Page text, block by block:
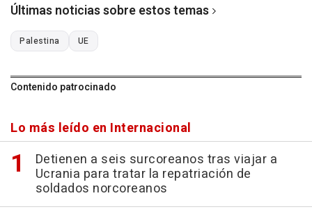
Últimas noticias sobre estos temas
Palestina UE
Contenido patrocinado
Lo más leído en Internacional
Detienen a seis surcoreanos tras viajar a
Ucrania para tratar la repatriación de
soldados norcoreanos